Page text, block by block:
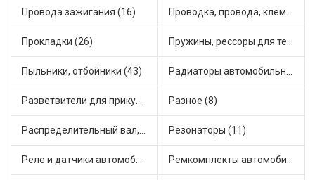
Провода зажигания (16) Проводка, провода, клеммы и разъемы (19)
Прокладки (26) Пружины, рессоры для техники (7)
Пыльники, отбойники (43) Радиаторы автомобильные (10)
Разветвители для прикуривателя (4) Разное (8)
Распределительный вал, шестерни распределительного (5) Резонаторы (11)
Реле и датчики автомобильные (112) Ремкомплекты автомобильные (67)